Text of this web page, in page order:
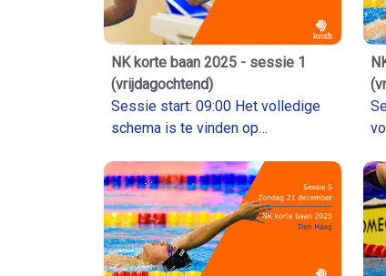
NK korte baan 2025 - sessie 1
(vrijdagochtend)
Sessie start: 09:00 Het volledige
schema is te vinden op